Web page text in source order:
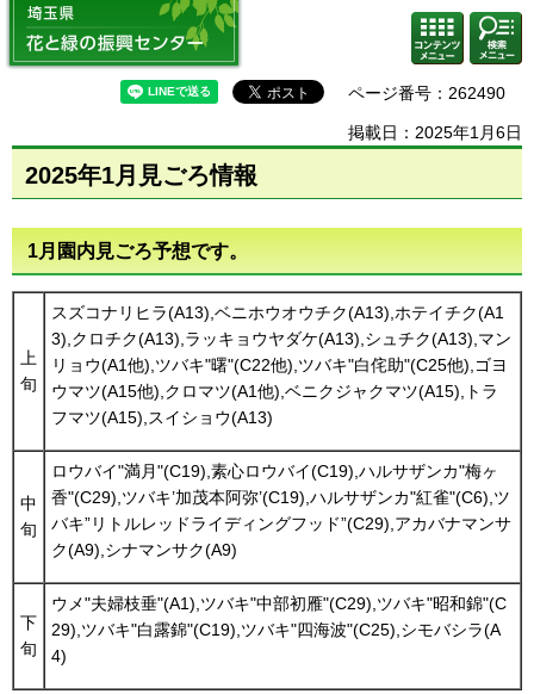
埼玉県 花と緑の振興センター
コンテ
ンツメ
ニュー
検索・
共通メ
ニュー
ページ番号：262490
掲載日：2025年1月6日
2025年1月見ごろ情報
1月園内見ごろ予想です。
上
旬
スズコナリヒラ(A13),ベニホウオウチク(A13),ホテイチク(A1
3),クロチク(A13),ラッキョウヤダケ(A13),シュチク(A13),マン
リョウ(A1他),ツバキ"曙"(C22他),ツバキ"白侘助"(C25他),ゴヨ
ウマツ(A15他),クロマツ(A1他),ベニクジャクマツ(A15),トラ
フマツ(A15),スイショウ(A13)
中
旬
ロウバイ"満月"(C19),素心ロウバイ(C19),ハルサザンカ"梅ヶ
香"(C29),ツバキ’加茂本阿弥’(C19),ハルサザンカ"紅雀"(C6),ツ
バキ”リトルレッドライディングフッド”(C29),アカバナマンサ
ク(A9),シナマンサク(A9)
下
旬
ウメ"夫婦枝垂"(A1),ツバキ"中部初雁"(C29),ツバキ"昭和錦"(C
29),ツバキ"白露錦"(C19),ツバキ"四海波"(C25),シモバシラ(A
4)